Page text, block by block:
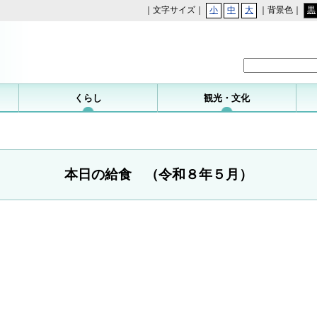
｜文字サイズ｜ 小 中 大 ｜背景色｜ 黒
くらし 観光・文化
本日の給食 （令和８年５月）